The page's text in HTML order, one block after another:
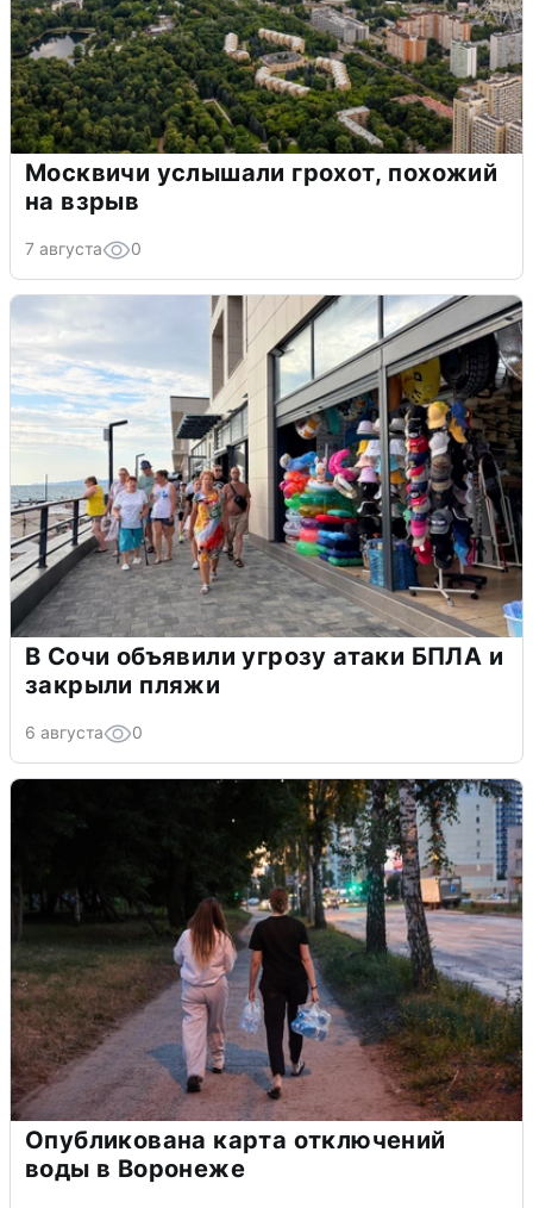
Москвичи услышали грохот, похожий
на взрыв
7 августа 0
В Сочи объявили угрозу атаки БПЛА и
закрыли пляжи
6 августа 0
Опубликована карта отключений
воды в Воронеже